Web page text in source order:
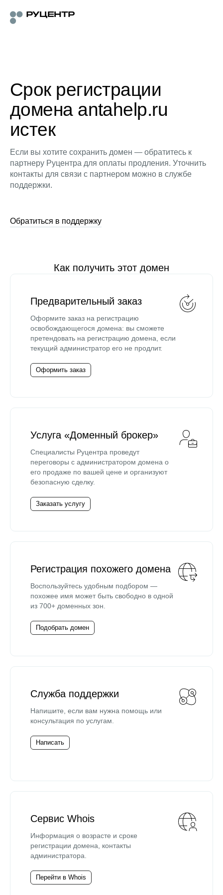
Срок регистрации
домена antahelp.ru
истек
Если вы хотите сохранить домен — обратитесь к
партнеру Руцентра для оплаты продления. Уточнить
контакты для связи с партнером можно в службе
поддержки.
Обратиться в поддержку
Как получить этот домен
Предварительный заказ
Оформите заказ на регистрацию
освобождающегося домена: вы сможете
претендовать на регистрацию домена, если
текущий администратор его не продлит.
Оформить заказ
Услуга «Доменный брокер»
Специалисты Руцентра проведут
переговоры с администратором домена о
его продаже по вашей цене и организуют
безопасную сделку.
Заказать услугу
Регистрация похожего домена
Воспользуйтесь удобным подбором —
похожее имя может быть свободно в одной
из 700+ доменных зон.
Подобрать домен
Служба поддержки
Напишите, если вам нужна помощь или
консультация по услугам.
Написать
Сервис Whois
Информация о возрасте и сроке
регистрации домена, контакты
администратора.
Перейти в Whois